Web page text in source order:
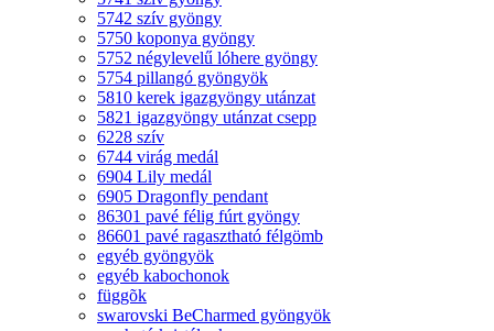
5742 szív gyöngy
5750 koponya gyöngy
5752 négylevelű lóhere gyöngy
5754 pillangó gyöngyök
5810 kerek igazgyöngy utánzat
5821 igazgyöngy utánzat csepp
6228 szív
6744 virág medál
6904 Lily medál
6905 Dragonfly pendant
86301 pavé félig fúrt gyöngy
86601 pavé ragasztható félgömb
egyéb gyöngyök
egyéb kabochonok
függõk
swarovski BeCharmed gyöngyök